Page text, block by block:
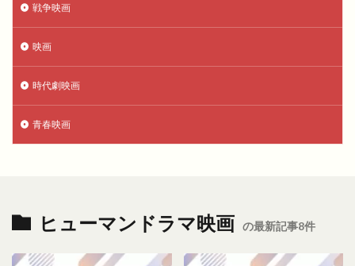
戦争映画
映画
時代劇映画
青春映画
ヒューマンドラマ映画 の最新記事8件